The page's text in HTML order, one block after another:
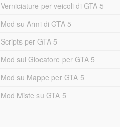
Verniciature per veicoli di GTA 5
Mod su Armi di GTA 5
Scripts per GTA 5
Mod sul Giocatore per GTA 5
Mod su Mappe per GTA 5
Mod Miste su GTA 5